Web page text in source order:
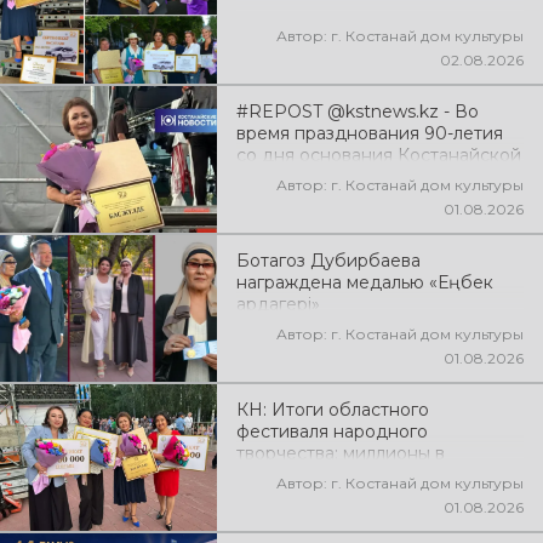
Автор: г. Костанай дом культуры
02.08.2026
#REPOST @kstnews.kz - Во
время празднования 90-летия
со дня основания Костанайской
области подвели итоги 38-го
фестиваля самодеятельного
Автор: г. Костанай дом культуры
01.08.2026
Ботагоз Дубирбаева
награждена медалью «Еңбек
ардагері»
Автор: г. Костанай дом культуры
01.08.2026
КН: Итоги областного
фестиваля народного
творчества: миллионы в
культуруАвтор: г. Костанай дом культуры
01.08.2026